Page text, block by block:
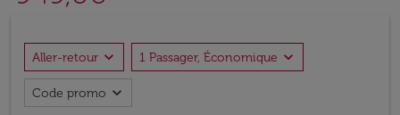
Aller-retour expand_more 1 Passager, Économique expand_more
Code promo expand_more